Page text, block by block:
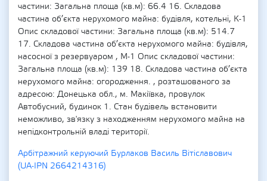
частини: Загальна площа (кв.м): 66.4 16. Складова
частина об’єкта нерухомого майна: будівля, котельні, К-1
Опис складової частини: Загальна площа (кв.м): 514.7
17. Складова частина об’єкта нерухомого майна: будівля,
насосної з резервуаром , М-1 Опис складової частини:
Загальна площа (кв.м): 139 18. Складова частина об’єкта
нерухомого майна: огородження. , розташованого за
адресою: Донецька обл., м. Макіївка, провулок
Автобусний, будинок 1. Стан будівель встановити
неможливо, зв'язку з находженням нерухомого майна на
непідконтрольній владі території.
Арбітражний керуючий Бурлаков Василь Вітіславович
(UA-IPN 2664214316)